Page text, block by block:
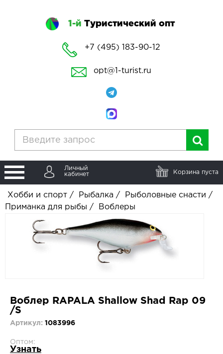
1-й Туристический опт
+7 (495) 183-90-12
opt@1-turist.ru
Личный
кабинет
Корзина пуста
Хобби и спорт / Рыбалка / Рыболовные снасти /
Приманка для рыбы / Воблеры
Воблер RAPALA Shallow Shad Rap 09
/S
Артикул: 1083996
Оптом:
Узнать